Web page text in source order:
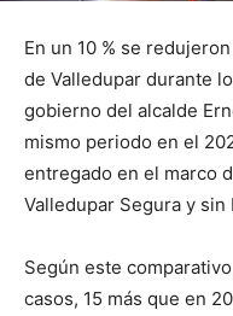
En un 10 % se
de Valledupar durante
gobierno del alcalde
mismo periodo en el
entregado en el marco
Valledupar Segura y sin
Según este
casos, 15 más que en